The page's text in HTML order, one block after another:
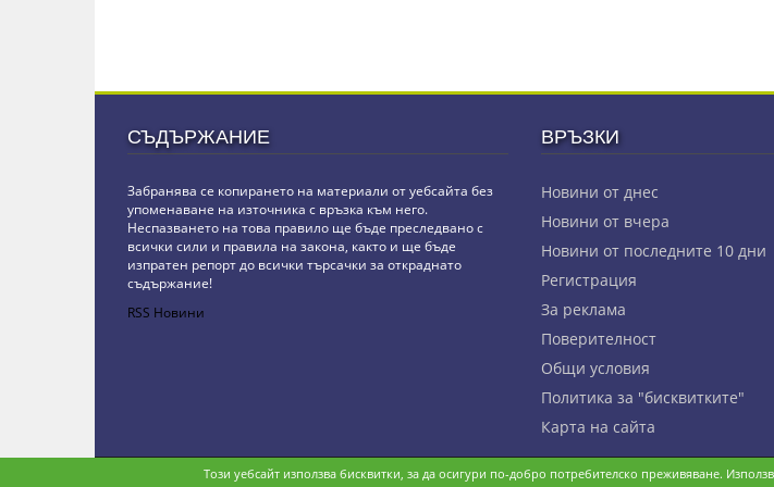
СЪДЪРЖАНИЕ
Забранява се копирането на материали от уебсайта без
упоменаване на източника с връзка към него.
Неспазването на това правило ще бъде преследвано с
всички сили и правила на закона, както и ще бъде
изпратен репорт до всички търсачки за откраднато
съдържание!
RSS Новини
ВРЪЗКИ
Новини от днес
Новини от вчера
Новини от последните 10 дни
Регистрация
За реклама
Πoвepитeлнocт
Общи условия
Политика за "бисквитките"
Карта на сайта
Copyright © stz24.com. Developed by BPage CMS.
Този уебсайт използва бисквитки, за да осигури по-добро потребителско преживяване.